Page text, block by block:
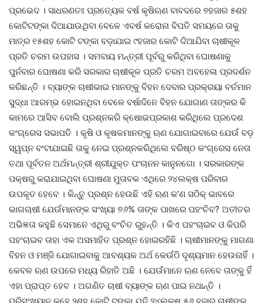
ପ୍ରଭେଦ । ସାଧରଣତଃ ପ୍ରତ୍ୟେକ ବର୍ଷ କୃଷିଋଣ ବାବଦରେ ୭ହଜାର ୫ଶହ
କୋଟିଟଙ୍କା ଦିଆଯାଉଥିବା ବେଳେ ଏବର୍ଷ କରୋନା ବିପତି ସମୟରେ ତାକୁ
ମାତ୍ର ୧୫ଶହ କୋଟି ଟଙ୍କା ବଡ଼ାଯାଇ ୯ହଜାର କୋଟି ଦିଆଯିବା ଚାଷୀକୂଳ
ପ୍ରତି ଚରମ ଉପହାସ । ସମବାୟ ମନ୍ତ୍ରୀ ପୂର୍ବରୁ କରିଥିବା ଘୋଷଣାକୁ
ପୁର୍ନବାର ଘୋଷଣା କରି ସରକାର ଚାଷୀକୂଳ ପ୍ରତି ଚରମ ଅବହେଳା ପ୍ରଦର୍ଶନ
କରିଛନ୍ତି । ବ୍ୟାଙ୍କ ଚାଷୀଭାଇ ମାନଙ୍କୁ ବିହନ ଦେବାର ପ୍ରକ୍ରୟା ବର୍ତମାନ
ସୁଦ୍ଧା ଆରମ୍ଭ ହୋଇନଥିବା ବେଳେ ବର୍ଷାଦିନେ ବିହନ ଯୋଗାଣ ତାଙ୍କର କି
କାମରେ ଆସିବ ବୋଲି ପ୍ରଶ୍ନକରି କ୍ଷୋଭପ୍ରକାଶ କରିଥିଲେ ପ୍ରଦେଶ
କଂଗ୍ରେସ ସଭାପତି । କୃଷି ଓ କୃଷକମାନଙ୍କୁ ଋଣ ଯୋଗାଇବାରେ ଯେଉଁ ବଡ଼
ସ୍ୱପ୍ନ ବଂଟାଯାଇଛି ତାକୁ ନେଇ ପ୍ରଶ୍ନକରିଥିଲେ ବରିଷ୍ଠ କଂଗ୍ରେସ ନେତା
ତଥା ପୂର୍ବତନ ଅର୍ଥମନ୍ତ୍ରୀ ଶ୍ରୀଯୁକ୍ତ ପଂଚାନନ କାନୁନଗୋ । ସରକାରଙ୍କ
ପକ୍ଷରୁ କରାଯାଇଥିବା ଘୋଷଣା ମୁତାବକ ଏଥିରେ ୨୪ଲକ୍ଷ ପରିବାର
ଉପକୃତ ହେବେ । କିନ୍ତୁ ପ୍ରଶ୍ନ ହେଉଛି ଏହି ଋଣ କ’ଣ ସଠିକ୍ ଭାବରେ
ଭାଗଚାଷୀ ଯେଉଁମାନଙ୍କ ସଂଖ୍ୟା ୭୬% ତାଙ୍କ ପାଖରେ ପହଂଚିବ? ଅତୀତର
ଅଭିଜ୍ଞତା କହୁଛି ସେମାନେ ଏଥିରୁ ବଂଚିତ ରୁହନ୍ତି । କିଏ ପହଂଚାଇବ ଓ କିପରି
ପହଂଚାଇବ ତାହା ଏକ ଅସମାହିତ ପ୍ରଶ୍ନ ହୋଇରହିଛି । ଚାଷୀମାନଙ୍କୁ ମାଗଣା
ବିହନ ଓ ମଞ୍ଜି ଯୋଗାଇବାକୁ ଆବଶ୍ୟକ ଅର୍ଥ କେଉଁଠି ଦୃଶ୍ୟମାନ ହେଉନାହିଁ ।
କେବଳ ଋଣ ଉପରେ ମଧ୍ୟ ରିହାତି ଅଛି । ଯେଉଁମାନେ ଋଣ ନେବେ ତାଙ୍କୁ ହିଁ
ଏହା ପ୍ରାପ୍ତ ହେବ । ଅଗଣିତ ଚାଷୀ ବ୍ୟାଙ୍କ ଋଣ ପାଇ ନଥାନ୍ତି ।